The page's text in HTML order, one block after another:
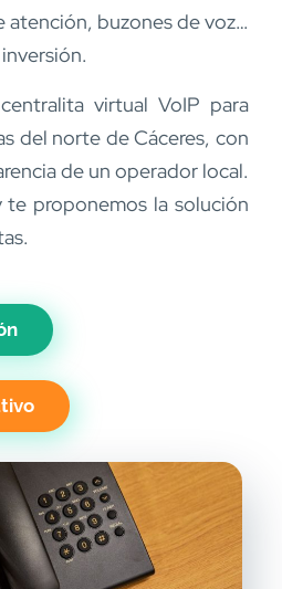
atención, buzones de voz…
virtual VoIP para
del norte de Cáceres, con
de un operador local.
te proponemos la solución